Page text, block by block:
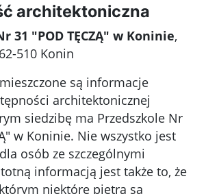
architektoniczna
31 "POD TĘCZĄ" w Koninie,
510 Konin
są informacje
architektonicznej
siedzibę ma Przedszkole Nr
w Koninie. Nie wszystko jest
osób ze szczególnymi
informacją jest także to, że
niektóre piętra są